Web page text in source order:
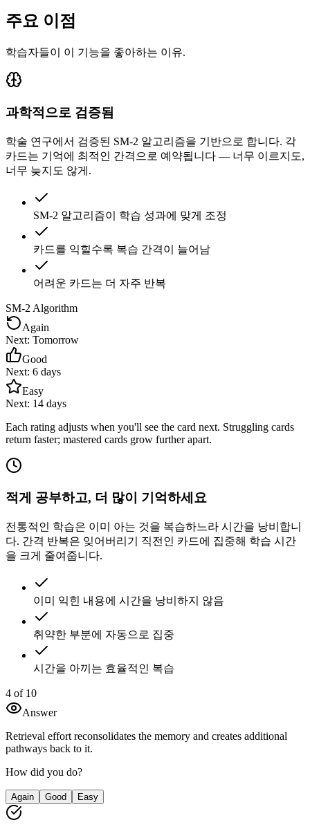
주요 이점
학습자들이 이 기능을 좋아하는 이유.
과학적으로 검증됨
학술 연구에서 검증된 SM-2 알고리즘을 기반으로 합니다. 각
카드는 기억에 최적인 간격으로 예약됩니다 — 너무 이르지도,
너무 늦지도 않게.
SM-2 알고리즘이 학습 성과에 맞게 조정
카드를 익힐수록 복습 간격이 늘어남
어려운 카드는 더 자주 반복
SM-2 Algorithm
Again
Next: Tomorrow
Good
Next: 6 days
Easy
Next: 14 days
Each rating adjusts when you'll see the card next. Struggling cards
return faster; mastered cards grow further apart.
적게 공부하고, 더 많이 기억하세요
전통적인 학습은 이미 아는 것을 복습하느라 시간을 낭비합니
다. 간격 반복은 잊어버리기 직전인 카드에 집중해 학습 시간
을 크게 줄여줍니다.
이미 익힌 내용에 시간을 낭비하지 않음
취약한 부분에 자동으로 집중
시간을 아끼는 효율적인 복습
4 of 10
Answer
Retrieval effort reconsolidates the memory and creates additional
pathways back to it.
How did you do?
Again Good Easy